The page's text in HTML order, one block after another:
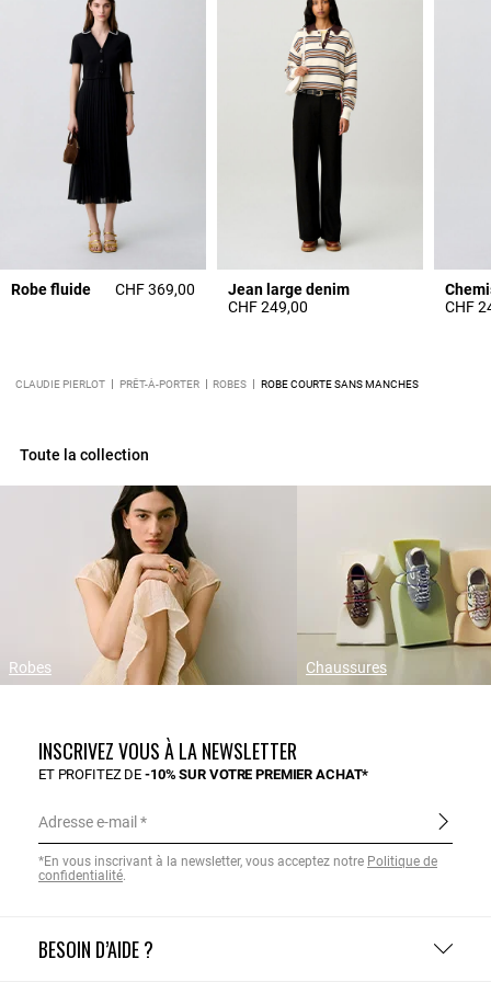
Robe fluide CHF 369,00
Jean large denim
CHF 249,00
CHF
CLAUDIE PIERLOT PRÊT-À-PORTER ROBES ROBE COURTE SANS MANCHES
Toute la collection
Robes Chaussures
BESOIN D’AIDE ?
INSCRIVEZ VOUS À LA NEWSLETTER
ET PROFITEZ DE-10% SUR VOTRE PREMIER ACHAT*
Adresse e-mail
*En vous inscrivant à la newsletter, vous acceptez notre Politique de
confidentialité.